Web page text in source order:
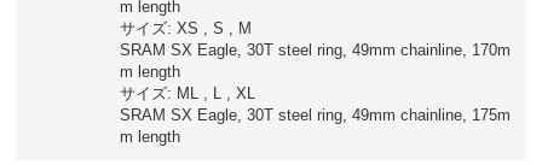
m length
サイズ: XS , S , M
SRAM SX Eagle, 30T steel ring, 49mm chainline, 170m
m length
サイズ: ML , L , XL
SRAM SX Eagle, 30T steel ring, 49mm chainline, 175m
m length